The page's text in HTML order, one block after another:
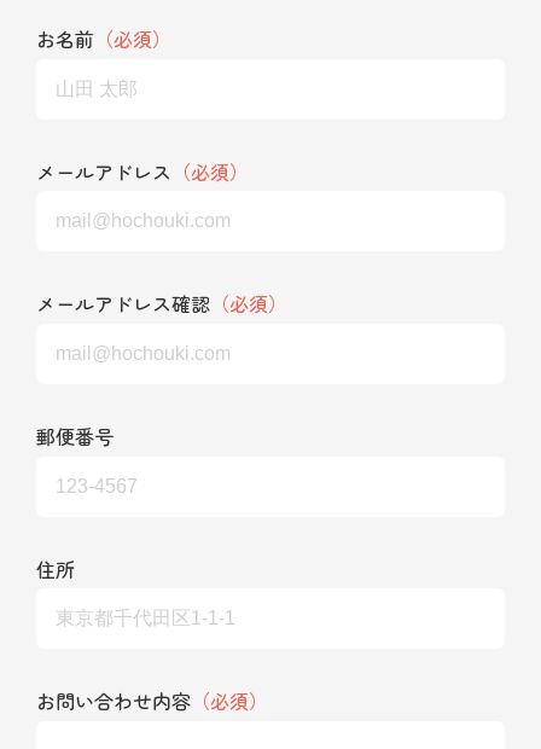
お名前 （必須）
メールアドレス （必須）
メールアドレス確認 （必須）
郵便番号
住所
お問い合わせ内容 （必須）